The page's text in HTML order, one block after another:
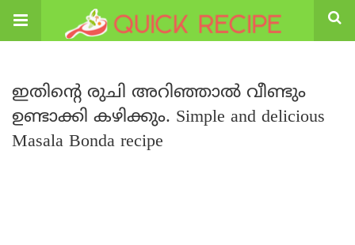
ഇതിന്റെ രുചി അറിഞ്ഞാൽ വീണ്ടും
ഉണ്ടാക്കി കഴിക്കും. Simple and delicious
Masala Bonda recipe